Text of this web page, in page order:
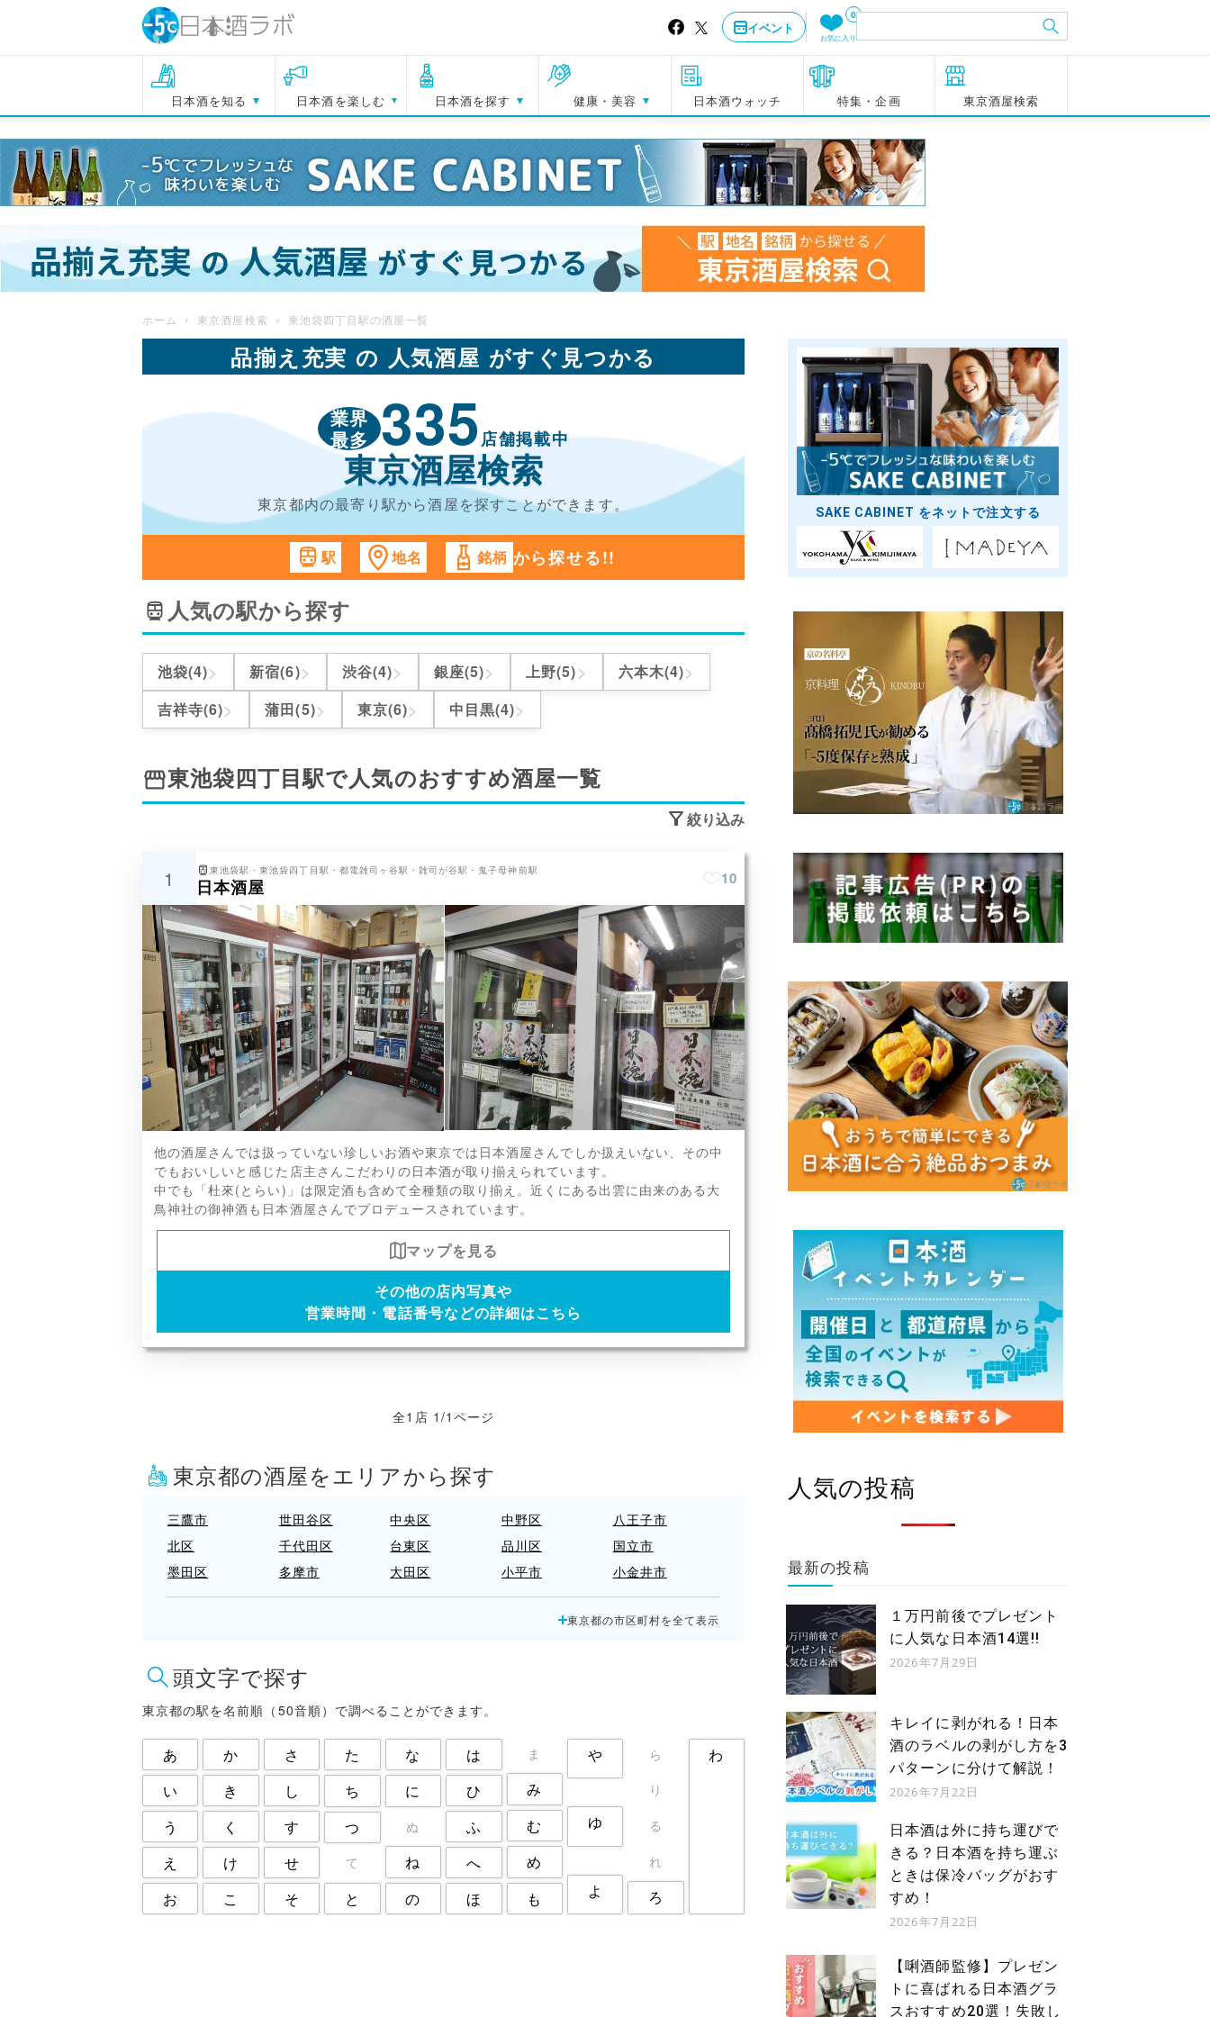
イベント
0
お気に入り
日本酒を知る 日本酒を楽しむ 日本酒を探す 健康・美容 日本酒ウォッチ 特集・企画 東京酒屋検索
ホーム 東京酒屋検索 東池袋四丁目駅の酒屋一覧
品揃え充実 の 人気酒屋 がすぐ見つかる
業界
最多 335店舗掲載中
東京酒屋検索
東京都内の最寄り駅から酒屋を探すことができます。
駅 地名 銘柄 から探せる!!
人気の駅から探す
池袋(4)> 新宿(6)> 渋谷(4)> 銀座(5)> 上野(5)> 六本木(4)>
吉祥寺(6)> 蒲田(5)> 東京(6)> 中目黒(4)>
東池袋四丁目駅で人気のおすすめ酒屋一覧
絞り込み
1 東池袋駅・東池袋四丁目駅・都電雑司ヶ谷駅・雑司が谷駅・鬼子母神前駅
日本酒屋 10
杜來(とらい)、暴君、英君、車坂、日本城、根来、narai、有磯曙
（ありいそあけぼの）、豊能梅、玉乃光、大鳥神社の御神酒など...
他の酒屋さんでは扱っていない珍しいお酒や東京では日本酒屋さんでしか扱えいない、その中
でもおいしいと感じた店主さんこだわりの日本酒が取り揃えられています。
中でも「杜來(とらい)」は限定酒も含めて全種類の取り揃え。近くにある出雲に由来のある大
鳥神社の御神酒も日本酒屋さんでプロデュースされています。
マップを見る
その他の店内写真や
営業時間・電話番号などの詳細はこちら
全1店 1/1ページ
東京都の酒屋をエリアから探す
三鷹市 世田谷区 中央区 中野区
八王子市
北区
千代田区 台東区 品川区
国立市
墨田区
多摩市 大田区 小平市
小金井市
府中市
文京区 新宿区 日野市
杉並区
江戸川区
目黒区
福生市
葛飾区
西東京市 調布市
東京都の市区町村を全て表示
頭文字で探す
東京都の駅を名前順（50音順）で調べることができます。
あ
い
う
え
お
か
き
く
け
こ
さ
し
す
せ
そ
た
ち
つ
て
と
な
に
ぬ
ね
の
は
ひ
ふ
へ
ほ
ま
み
む
め
も
や
ゆ
よ
ら
り
る
れ
ろ
わ
SAKE CABINET をネットで注文する
人気の投稿
最新の投稿
１万円前後でプレゼント
に人気な日本酒14選!!
2026年7月29日
キレイに剥がれる！日本
酒のラベルの剥がし方を3
パターンに分けて解説！
2026年7月22日
日本酒は外に持ち運びで
きる？日本酒を持ち運ぶ
ときは保冷バッグがおす
すめ！
2026年7月22日
【唎酒師監修】プレゼン
トに喜ばれる日本酒グラ
スおすすめ20選！失敗し